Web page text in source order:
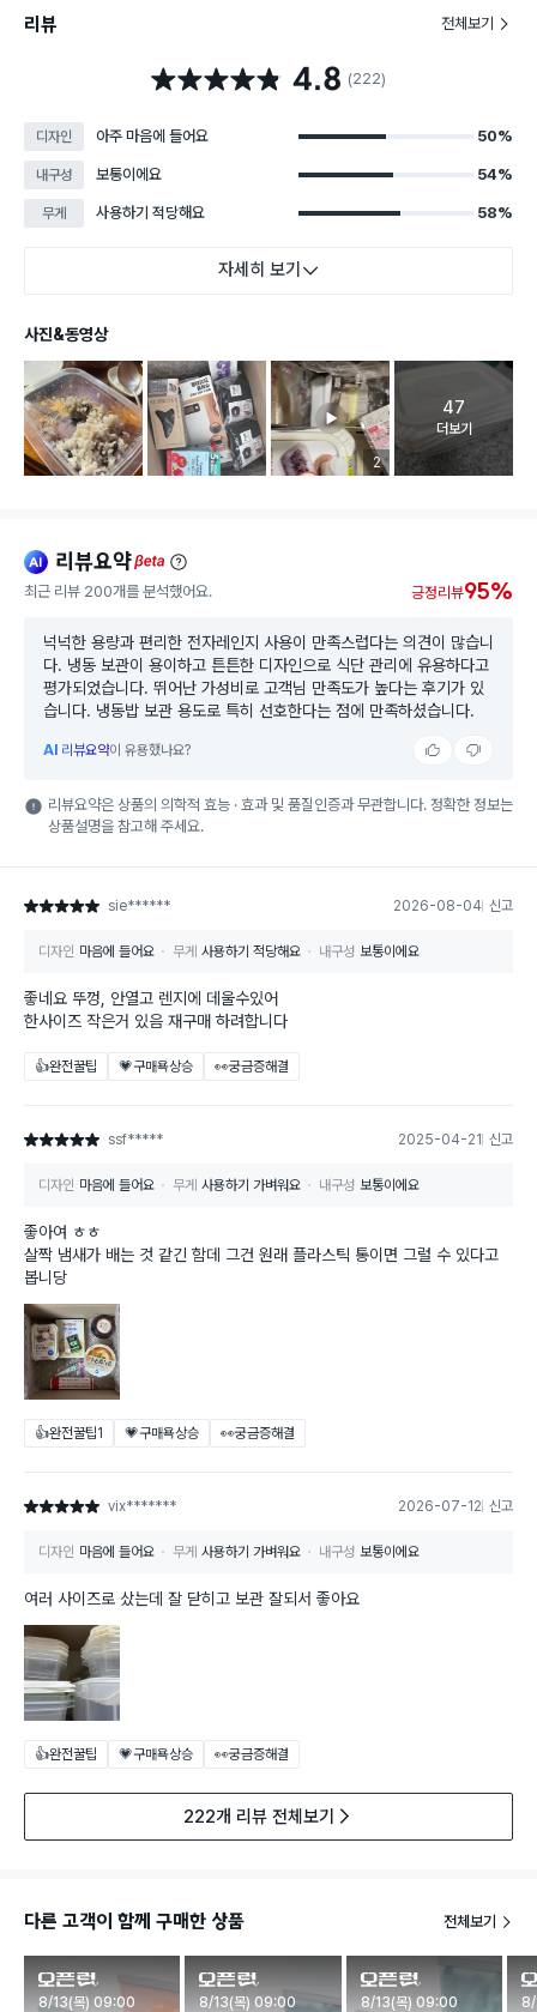
리뷰 전체보기
별점 4.8점 4.8 (222)
디자인 아주 마음에 들어요 50%
내구성 보통이에요 54%
무게 사용하기 적당해요 58%
자세히 보기
사진&동영상
리뷰 이미지 등록 개수
2
고객 리뷰
47
더보기
ai 리뷰요약beta
최근 리뷰 200개를 분석했어요. 긍정리뷰95%
넉넉한 용량과 편리한 전자레인지 사용이 만족스럽다는 의견이 많습니
다. 냉동 보관이 용이하고 튼튼한 디자인으로 식단 관리에 유용하다고
평가되었습니다. 뛰어난 가성비로 고객님 만족도가 높다는 후기가 있
습니다. 냉동밥 보관 용도로 특히 선호한다는 점에 만족하셨습니다.
AI 리뷰요약이 유용했나요?
리뷰요약은 상품의 의학적 효능 · 효과 및 품질인증과 무관합니다. 정확한 정보는
상품설명을 참고해 주세요.
별점 5점 sie****** 2026-08-04 신고
디자인 마음에 들어요 무게 사용하기 적당해요 내구성 보통이에요
좋네요 뚜껑, 안열고 렌지에 데울수있어
한사이즈 작은거 있음 재구매 하려합니다
👍완전꿀팁 💗구매욕상승 👀궁금증해결
별점 5점 ssf***** 2025-04-21 신고
디자인 마음에 들어요 무게 사용하기 가벼워요 내구성 보통이에요
좋아여 ㅎㅎ
살짝 냄새가 배는 것 같긴 함데 그건 원래 플라스틱 통이면 그럴 수 있다고
봅니당
👍완전꿀팁1 💗구매욕상승 👀궁금증해결
별점 5점 vix******* 2026-07-12 신고
디자인 마음에 들어요 무게 사용하기 가벼워요 내구성 보통이에요
여러 사이즈로 샀는데 잘 닫히고 보관 잘되서 좋아요
👍완전꿀팁 💗구매욕상승 👀궁금증해결
222개 리뷰 전체보기
다른 고객이 함께 구매한 상품 전체보기
판매시작
8/13(목) 09:00
판매시작
8/13(목) 09:00
판매시작
8/13(목) 09:00 8/